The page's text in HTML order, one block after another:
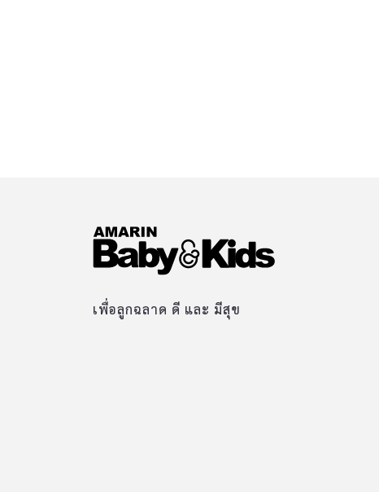
เพื่อลูกฉลาด ดี และ มีสุข